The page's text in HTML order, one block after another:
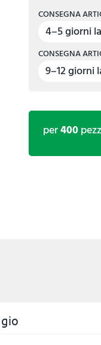
CONSEGNA
4–5 giorni
CONSEGNA
9–12 giorni
per400